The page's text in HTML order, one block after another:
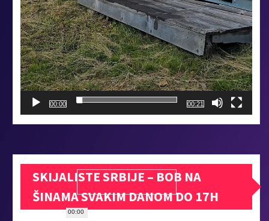
00:00
00:00
00:21
SKIJALISTE SRBIJE – BOB NA
ŠINAMA SVAKIM DANOM DO 17H